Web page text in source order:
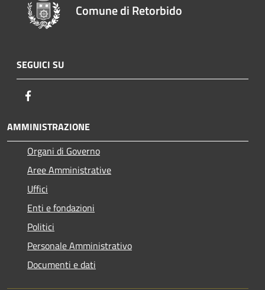
Comune di Retorbido
SEGUICI SU
AMMINISTRAZIONE
Organi di Governo
Aree Amministrative
Uffici
Enti e fondazioni
Politici
Personale Amministrativo
Documenti e dati